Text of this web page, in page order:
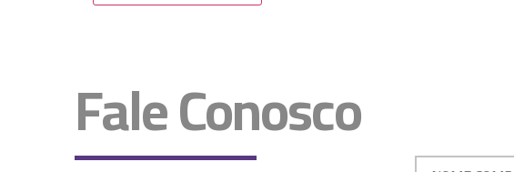
Fale Conosco